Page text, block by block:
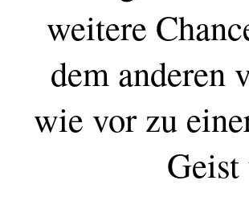
weitere
dem anderen
wie vor zu